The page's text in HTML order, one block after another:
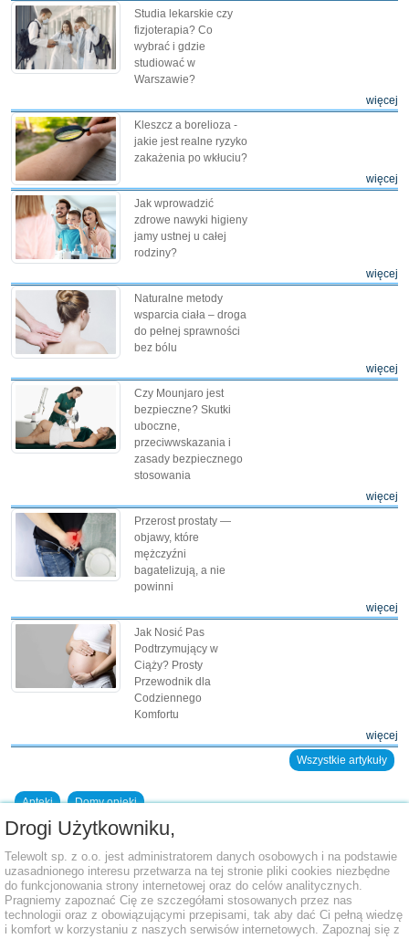
Studia lekarskie czy
fizjoterapia? Co
wybrać i gdzie
studiować w
Warszawie?
więcej
Kleszcz a borelioza -
jakie jest realne ryzyko
zakażenia po wkłuciu?
więcej
Jak wprowadzić
zdrowe nawyki higieny
jamy ustnej u całej
rodziny?
więcej
Naturalne metody
wsparcia ciała – droga
do pełnej sprawności
bez bólu
więcej
Czy Mounjaro jest
bezpieczne? Skutki
uboczne,
przeciwwskazania i
zasady bezpiecznego
stosowania
więcej
Przerost prostaty —
objawy, które
mężczyźni
bagatelizują, a nie
powinni
więcej
Jak Nosić Pas
Podtrzymujący w
Ciąży? Prosty
Przewodnik dla
Codziennego
Komfortu
więcej
Wszystkie artykuły
Apteki Domy opieki
Dodaj placówkę do bazy
Drogi Użytkowniku,
Telewolt sp. z o.o. jest administratorem danych osobowych i na podstawie
uzasadnionego interesu przetwarza na tej stronie pliki cookies niezbędne
do funkcjonowania strony internetowej oraz do celów analitycznych.
Pragniemy zapoznać Cię ze szczegółami stosowanych przez nas
technologii oraz z obowiązującymi przepisami, tak aby dać Ci pełną wiedzę
i komfort w korzystaniu z naszych serwisów internetowych. Zapoznaj się z